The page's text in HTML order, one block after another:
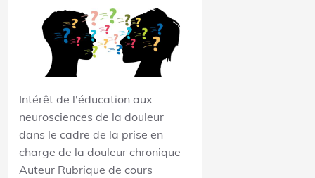
Intérêt de l'éducation aux
neurosciences de la douleur
dans le cadre de la prise en
charge de la douleur chronique
Auteur Rubrique de cours